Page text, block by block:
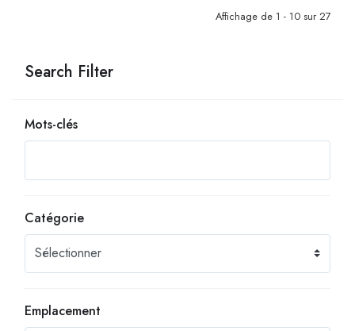
Search Filter
Mots-clés
Catégorie
Emplacement
Affichage de 1 - 10 sur 27